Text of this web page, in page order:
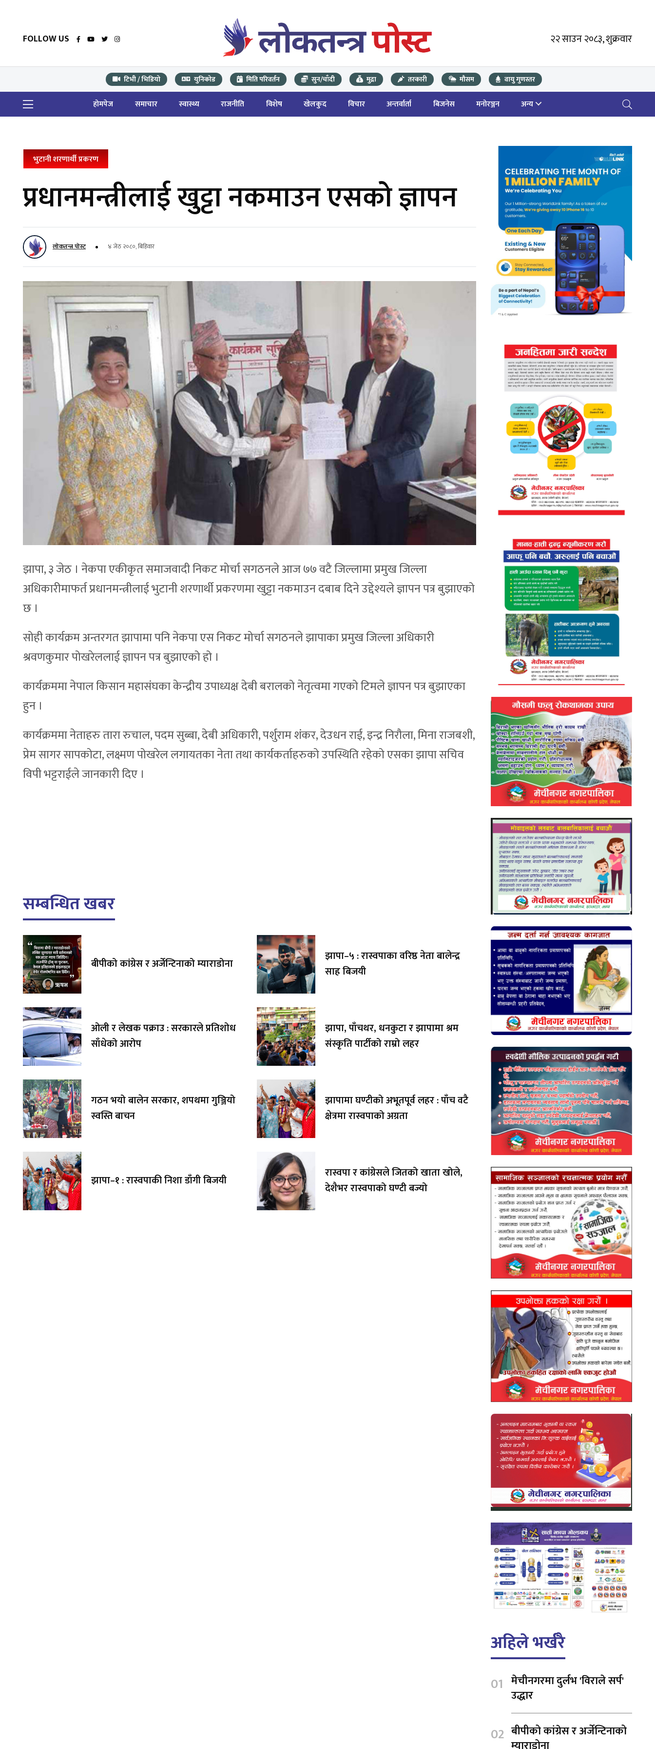
FOLLOW US २२ साउन २०८३, शुक्रवार
टिभी / भिडियो युनिकोड मिति परिवर्तन सुन/चाँदी मुद्रा तरकारी मौसम वायु गुणस्तर
होमपेज समाचार स्वास्थ्य राजनीति विशेष खेलकुद विचार अन्तर्वार्ता बिजनेस मनोरञ्जन अन्य
भुटानी शरणार्थी प्रकरण
प्रधानमन्त्रीलाई खुट्टा नकमाउन एसको ज्ञापन
लोकतन्त्र पोस्ट ४ जेठ २०८०, बिहिवार
झापा, ३ जेठ । नेकपा एकीकृत समाजवादी निकट मोर्चा सगठनले आज ७७ वटै जिल्लामा प्रमुख जिल्ला
अधिकारीमाफर्त प्रधानमन्त्रीलाई भुटानी शरणार्थी प्रकरणमा खुट्टा नकमाउन दबाब दिने उद्देश्यले ज्ञापन पत्र बुझाएको
छ ।
सोही कार्यक्रम अन्तरगत झापामा पनि नेकपा एस निकट मोर्चा सगठनले झापाका प्रमुख जिल्ला अधिकारी
श्रवणकुमार पोखरेललाई ज्ञापन पत्र बुझाएको हो ।
कार्यक्रममा नेपाल किसान महासंघका केन्द्रीय उपाध्यक्ष देबी बरालको नेतृत्वमा गएको टिमले ज्ञापन पत्र बुझाएका
हुन ।
कार्यक्रममा नेताहरु तारा रुचाल, पदम सुब्बा, देबी अधिकारी, पर्शुराम शंकर, देउधन राई, इन्द्र निरौला, मिना राजबशी,
प्रेम सागर सापकोटा, लक्ष्मण पोखरेल लगायतका नेता तथा कार्यकर्ताहरुको उपस्थिति रहेको एसका झापा सचिव
विपी भट्टराईले जानकारी दिए ।
सम्बन्धित खबर
बीपीको कांग्रेस र अर्जेन्टिनाको म्याराडोना
ओली र लेखक पक्राउ : सरकारले प्रतिशोध
साँधेको आरोप
गठन भयो बालेन सरकार, शपथमा गुञ्जियो
स्वस्ति बाचन
झापा–१ : रास्वपाकी निशा डाँगी बिजयी
झापा–५ : रास्वपाका वरिष्ठ नेता बालेन्द्र
साह बिजयी
झापा, पाँचथर, धनकुटा र झापामा श्रम
संस्कृति पार्टीको राम्रो लहर
झापामा घण्टीको अभूतपूर्व लहर : पाँच वटै
क्षेत्रमा रास्वपाको अग्रता
रास्वपा र कांग्रेसले जितको खाता खोले,
देशैभर रास्वपाको घण्टी बज्यो
अहिले भर्खरै
मेचीनगरमा दुर्लभ 'विराले सर्प'
उद्धार
बीपीको कांग्रेस र अर्जेन्टिनाको